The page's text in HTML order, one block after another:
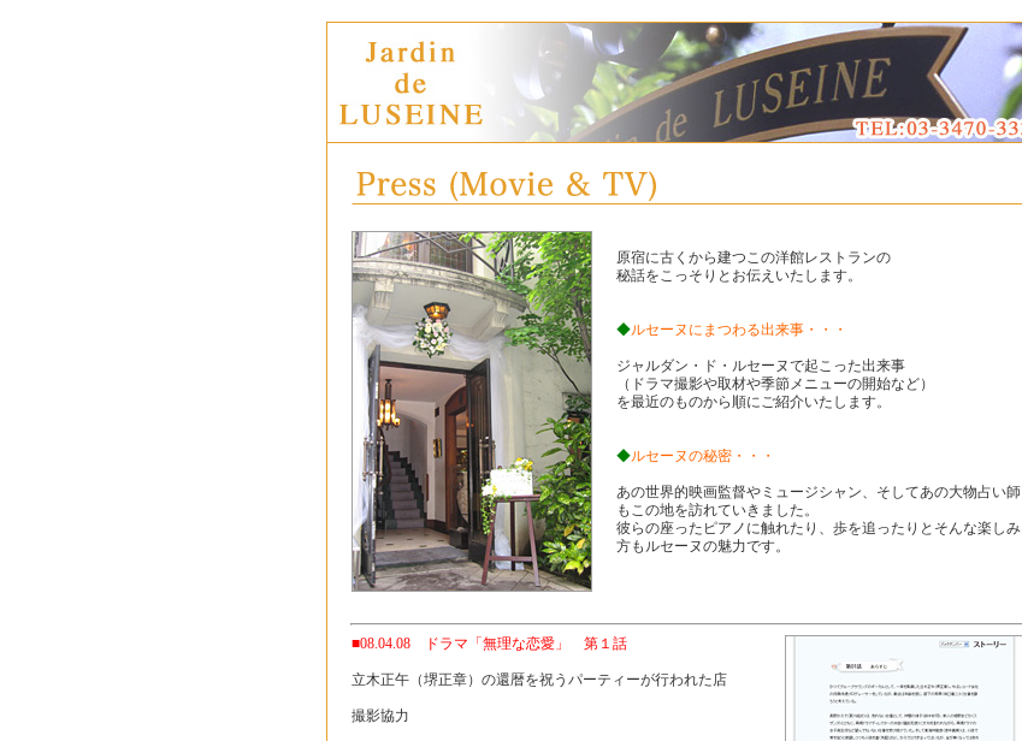
原宿に古くから建つこの洋館レストランの
秘話をこっそりとお伝えいたします。
◆ルセーヌにまつわる出来事・・・
ジャルダン・ド・ルセーヌで起こった出来事
（ドラマ撮影や取材や季節メニューの開始など）
を最近のものから順にご紹介いたします。
◆ルセーヌの秘密・・・
あの世界的映画監督やミュージシャン、そしてあの大物占い師
もこの地を訪れていきました。
彼らの座ったピアノに触れたり、歩を追ったりとそんな楽しみ
方もルセーヌの魅力です。
■08.04.08 ドラマ「無理な恋愛」 第１話
立木正午（堺正章）の還暦を祝うパーティーが行われた店
撮影協力